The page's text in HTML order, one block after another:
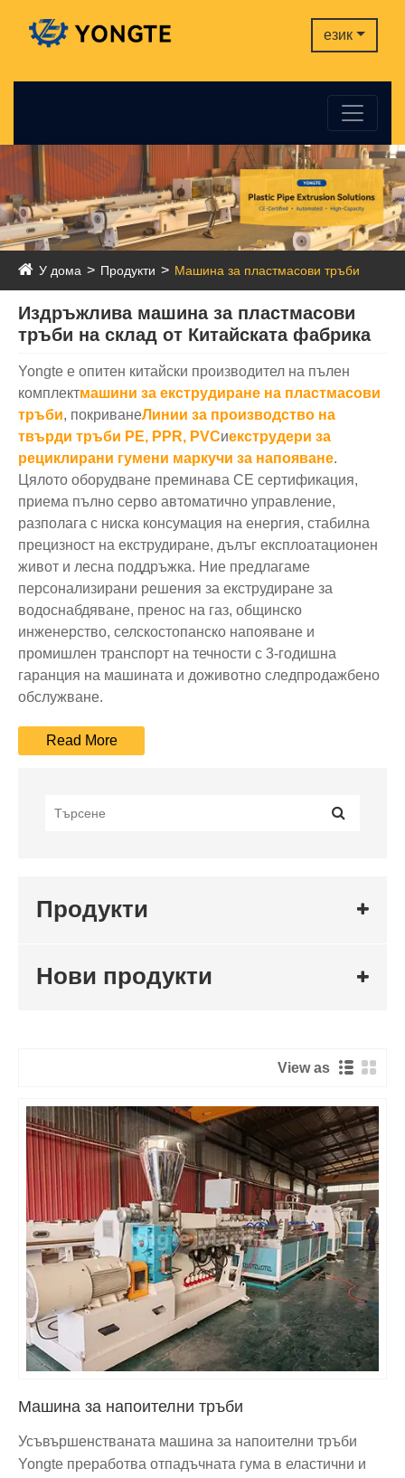
език
У дома Продукти Машина за пластмасови тръби
Издръжлива машина за пластмасови
тръби на склад от Китайската фабрика
Yongte е опитен китайски производител на пълен
комплектмашини за екструдиране на пластмасови
тръби, покриванеЛинии за производство на
твърди тръби PE, PPR, PVCиекструдери за
рециклирани гумени маркучи за напояване.
Цялото оборудване преминава CE сертификация,
приема пълно серво автоматично управление,
разполага с ниска консумация на енергия, стабилна
прецизност на екструдиране, дълъг експлоатационен
живот и лесна поддръжка. Ние предлагаме
персонализирани решения за екструдиране за
водоснабдяване, пренос на газ, общинско
инженерство, селскостопанско напояване и
промишлен транспорт на течности с 3-годишна
гаранция на машината и доживотно следпродажбено
обслужване.
Продукти
Нови продукти
View as
Машина за напоителни тръби
Усъвършенстваната машина за напоителни тръби
Yongte преработва отпадъчната гума в еластични и